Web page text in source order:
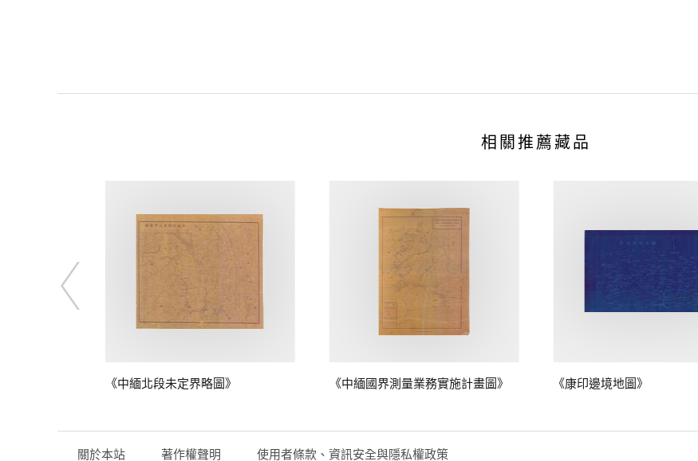
相關推薦藏品
《中緬北段未定界略圖》 《中緬國界測量業務實施計畫圖》 《康印邊境地圖》
關於本站 著作權聲明 使用者條款、資訊安全與隱私權政策